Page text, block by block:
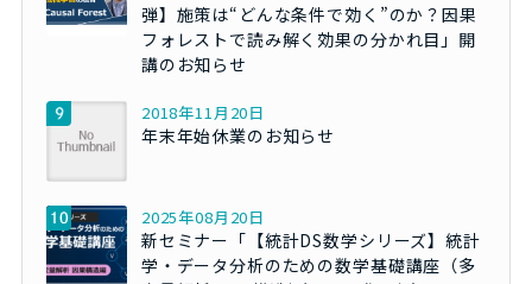
弾】施策は“どんな条件で効く”のか？因果
フォレストで読み解く効果の分かれ目」開
講のお知らせ
2018年11月20日
年末年始休業のお知らせ
2025年08月20日
新セミナー「【統計DS数学シリーズ】統計
学・データ分析のための数学基礎講座（多